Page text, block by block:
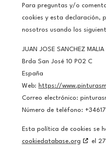
Para preguntas y/o
cookies y esta declaración,
nosotros usando los
JUAN JOSE SANCHEZ MALIA
Brda San José 10 P02 C
España
Web: https://
Correo electrónico:
Número de teléfono:
Esta política de cookies se
cookiedatabase.org
el